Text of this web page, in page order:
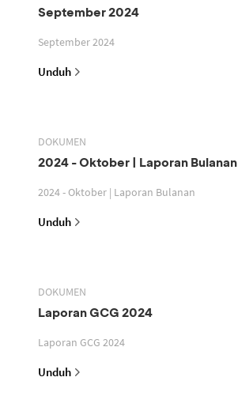
September 2024
September 2024
Unduh
DOKUMEN
2024 - Oktober | Laporan Bulanan
2024 - Oktober | Laporan Bulanan
Unduh
DOKUMEN
Laporan GCG 2024
Laporan GCG 2024
Unduh